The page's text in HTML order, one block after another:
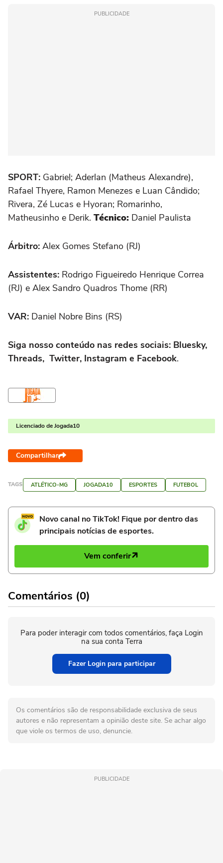
PUBLICIDADE
SPORT: Gabriel; Aderlan (Matheus Alexandre),
Rafael Thyere, Ramon Menezes e Luan Cândido;
Rivera, Zé Lucas e Hyoran; Romarinho,
Matheusinho e Derik. Técnico: Daniel Paulista
Árbitro: Alex Gomes Stefano (RJ)
Assistentes: Rodrigo Figueiredo Henrique Correa
(RJ) e Alex Sandro Quadros Thome (RR)
VAR: Daniel Nobre Bins (RS)
Siga nosso conteúdo nas redes sociais: Bluesky,
Threads, Twitter, Instagram e Facebook.
Licenciado de Jogada10
Compartilhar
TAGS ATLÉTICO-MG JOGADA10 ESPORTES FUTEBOL
Novo canal no TikTok! Fique por dentro das
principais notícias de esportes.
Vem conferir
Comentários (0)
Para poder interagir com todos comentários, faça Login
na sua conta Terra
Fazer Login para participar
Os comentários são de responsabilidade exclusiva de seus
autores e não representam a opinião deste site. Se achar algo
que viole os termos de uso, denuncie.
PUBLICIDADE